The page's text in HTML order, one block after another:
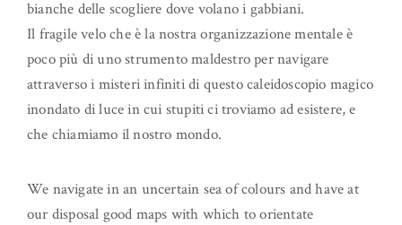
bianche delle scogliere dove volano i gabbiani.
Il fragile velo che è la nostra organizzazione mentale è
poco più di uno strumento maldestro per navigare
attraverso i misteri infiniti di questo caleidoscopio magico
inondato di luce in cui stupiti ci troviamo ad esistere, e
che chiamiamo il nostro mondo.
We navigate in an uncertain sea of colours and have at
our disposal good maps with which to orientate